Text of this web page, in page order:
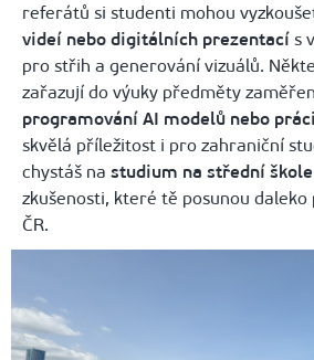
referátů si studenti mohou
videí nebo digitálních prezentací s
pro střih a generování vizuálů.
zařazují do výuky předměty
programování AI modelů nebo
skvělá příležitost i pro zahraniční
chystáš na studium na střední škole
zkušenosti, které tě posunou
ČR.